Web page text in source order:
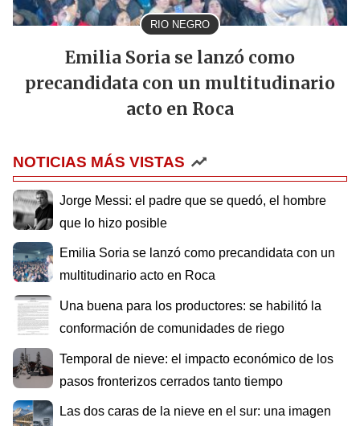
RIO NEGRO
Emilia Soria se lanzó como
precandidata con un multitudinario
acto en Roca
NOTICIAS MÁS VISTAS
Jorge Messi: el padre que se quedó, el hombre
que lo hizo posible
Emilia Soria se lanzó como precandidata con un
multitudinario acto en Roca
Una buena para los productores: se habilitó la
conformación de comunidades de riego
Temporal de nieve: el impacto económico de los
pasos fronterizos cerrados tanto tiempo
Las dos caras de la nieve en el sur: una imagen